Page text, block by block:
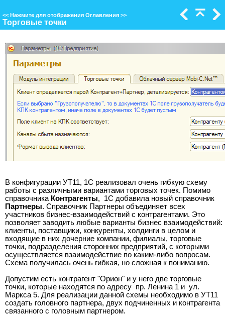
<< Нажмите для отображения Оглавления >>
Торговые точки
В конфигурации УТ11, 1С реализовал очень гибкую схему
работы с различными вариантами торговых точек. Помимо
справочника Контрагенты, 1С добавила новый справочник
Партнеры. Справочник Партнеры объединяет всех
участников бизнес-взаимодействий с контрагентами. Это
позволяет заводить любые варианты бизнес взаимодействий:
клиенты, поставщики, конкуренты, холдинги в целом и
входящие в них дочерние компании, филиалы, торговые
точки, подразделения сторонних предприятий, с которыми
осуществляется взаимодействие по каким-либо вопросам.
Схема получилась очень гибкая, но сложная к пониманию.
Допустим есть контрагент "Орион" и у него две торговые
точки, которые находятся по адресу пр. Ленина 1 и ул.
Маркса 5. Для реализации данной схемы необходимо в УТ11
создать головного партнера, двух подчиненных и контрагента
связанного с головным партнером.